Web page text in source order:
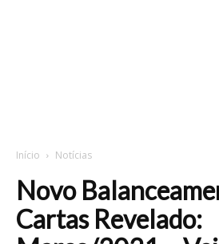
Início Notícias
Novo
Cartas Revelado: